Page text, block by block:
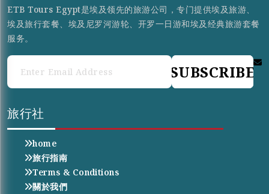
ETB Tours Egypt是埃及领先的旅游公司，专门提供埃及旅游、
埃及旅行套餐、埃及尼罗河游轮、开罗一日游和埃及经典旅游套餐
服务。
SUBSCRIBE
旅行社
home
旅行指南
Terms & Conditions
關於我們